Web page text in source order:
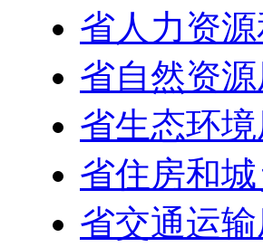
省人力资
省自然资
省生态环
省住房和
省交通运